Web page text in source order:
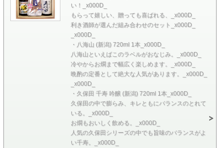
い！_x000D_
もらって嬉しい、贈っても喜ばれる、_x000D_
利き酒師が選んだ組み合わせのセット_x000D_
_x000D_
・八海山 (新潟) 720ml 1本_x000D_
八海山といえばこのラベルがおなじみ。_x000D_
冷やからお燗まで幅広く楽しめます。_x000D_
晩酌の定番として絶大な人気があります。_x000D_
_x000D_
・久保田 千寿 吟醸 (新潟) 720ml 1本_x000D_
久保田の中で膨らみ、キレともにバランスのとれて
いる。_x000D_
お燗もおいしく飲める。_x000D_
人気の久保田シリーズの中でも旨味のバランスがよ
い千寿。_x000D_